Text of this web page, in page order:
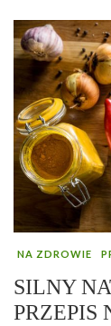
NA ZDROWIE
SILNY
PRZEPIS